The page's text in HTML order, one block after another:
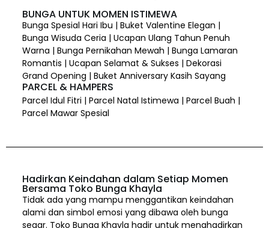
BUNGA UNTUK MOMEN ISTIMEWA
Bunga Spesial Hari Ibu | Buket Valentine Elegan |
Bunga Wisuda Ceria | Ucapan Ulang Tahun Penuh
Warna | Bunga Pernikahan Mewah | Bunga Lamaran
Romantis | Ucapan Selamat & Sukses | Dekorasi
Grand Opening | Buket Anniversary Kasih Sayang
PARCEL & HAMPERS
Parcel Idul Fitri | Parcel Natal Istimewa | Parcel Buah |
Parcel Mawar Spesial
Hadirkan Keindahan dalam Setiap Momen
Bersama Toko Bunga Khayla
Tidak ada yang mampu menggantikan keindahan
alami dan simbol emosi yang dibawa oleh bunga
segar. Toko Bunga Khayla hadir untuk menghadirkan